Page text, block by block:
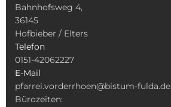
Bahnhofsweg 4,
36145
Hofbieber / Elters
Telefon
0151-42062227
E-Mail
pfarrei.vorderrhoen@bistum-fulda.de
Bürozeiten: